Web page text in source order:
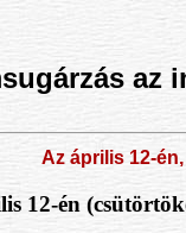
az
április 12-én,
12-én